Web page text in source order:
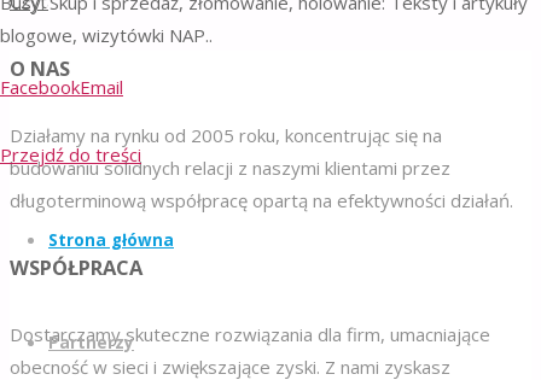
blogowe, wizytówki NAP..
FacebookEmail
Przejdź do treści
Strona główna
Partnerzy
O NAS
Działamy na rynku od 2005 roku, koncentrując się na
budowaniu solidnych relacji z naszymi klientami przez
długoterminową współpracę opartą na efektywności działań.
WSPÓŁPRACA
Dostarczamy skuteczne rozwiązania dla firm, umacniające
obecność w sieci i zwiększające zyski. Z nami zyskasz